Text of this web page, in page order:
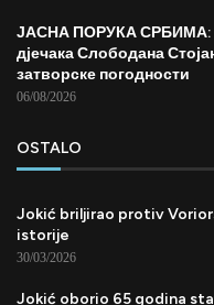
ЈАСНА ПОРУКА СРБИМА:
дјечака Слободана
затворске погодности
06/08/2026
OSTALO
Jokić briljirao protiv
istorije
30/03/2026
Jokić oborio 65 godina